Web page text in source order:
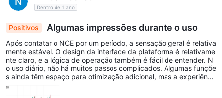
institucionais, esta API versátil atende a diversas necessidades
operações em grande escala.
Ferramentas de Negociação
No NCE, os traders beneficiam de acesso a um abrangente
Calendário Econômicoque destaca eventos e indicadores
Dentro de 1 ano
Positivos Algumas impressões durante o uso
Após contatar o NCE por um período, a sensação geral é relativa
mente estável. O design da interface da plataforma é relativame
nte claro, e a lógica de operação também é fácil de entender. N
o uso diário, não há muitos passos complicados. Algumas funçõe
s ainda têm espaço para otimização adicional, mas a experiênci
a de uso atual atende basicamente às expectativas, e o desemp
enho geral é relativamente estável.